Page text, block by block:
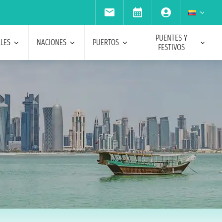
NACIONES PUERTOS
PUENTES Y
FESTIVOS